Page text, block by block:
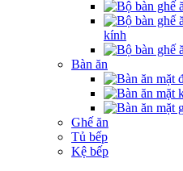
kính
Bàn ăn
Ghế ăn
Tủ bếp
Kệ bếp